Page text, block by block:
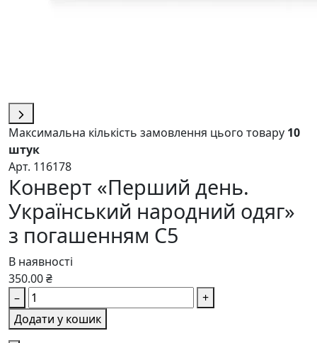
Максимальна кількість замовлення цього товару 10
штук
Арт. 116178
Конверт «Перший день.
Український народний одяг»
з погашенням С5
В наявності
350.00 ₴
–
+
Додати у кошик